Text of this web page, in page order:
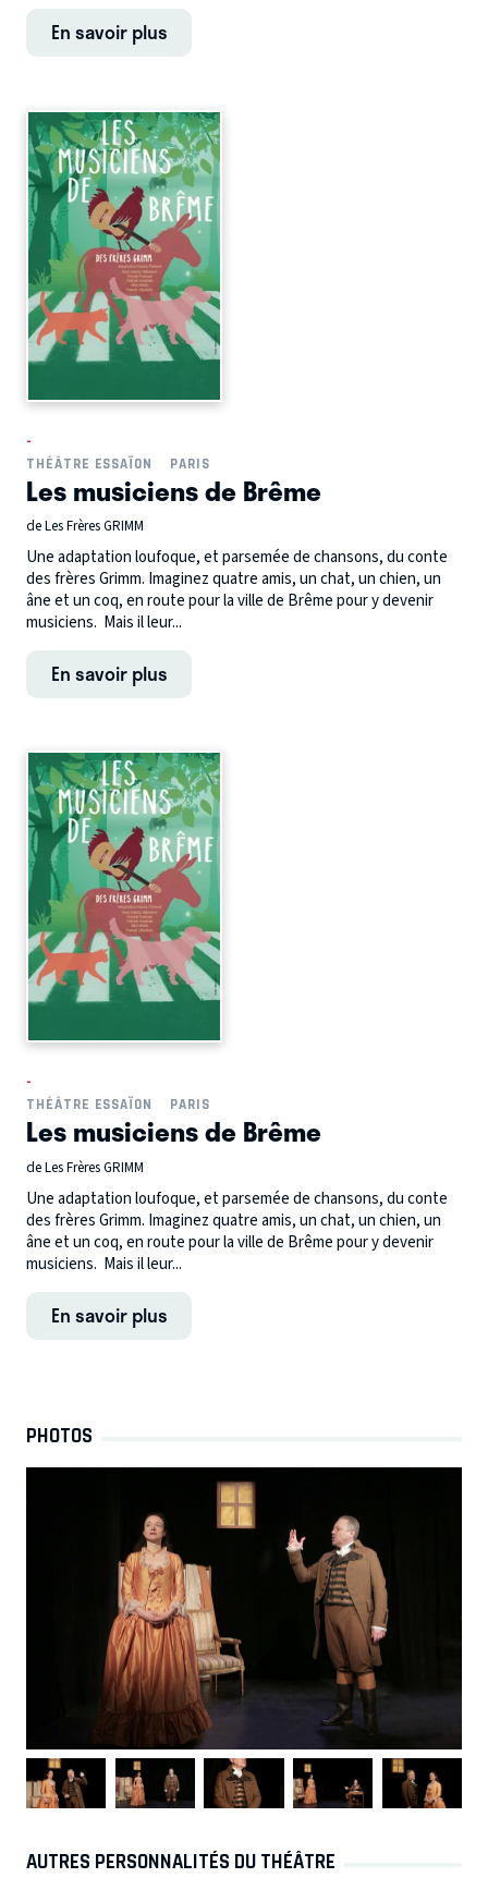
En savoir plus
-
THÉÂTRE ESSAÏON
PARIS
Les musiciens de Brême
de Les Frères GRIMM
Une adaptation loufoque, et parsemée de chansons, du conte
des frères Grimm. Imaginez quatre amis, un chat, un chien, un
âne et un coq, en route pour la ville de Brême pour y devenir
musiciens. Mais il leur...
En savoir plus
-
THÉÂTRE ESSAÏON
PARIS
Les musiciens de Brême
de Les Frères GRIMM
Une adaptation loufoque, et parsemée de chansons, du conte
des frères Grimm. Imaginez quatre amis, un chat, un chien, un
âne et un coq, en route pour la ville de Brême pour y devenir
musiciens. Mais il leur...
En savoir plus
PHOTOS
AUTRES PERSONNALITÉS DU THÉÂTRE